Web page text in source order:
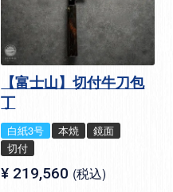
【富士山】切付牛刀包
丁
白紙3号 本焼
鏡面
切付
¥ 219,560 税込